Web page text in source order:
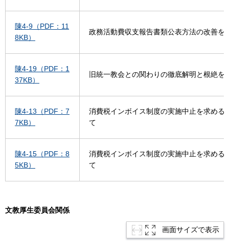
陳4-9（PDF：11
8KB）
政務活動費収支報告書類公表方法の改善を
陳4-19（PDF：1
37KB）
旧統一教会との関わりの徹底解明と根絶を
陳4-13（PDF：7
7KB）
消費税インボイス制度の実施中止を求める
て
陳4-15（PDF：8
5KB）
消費税インボイス制度の実施中止を求める
て
文教厚生委員会関係
画面サイズで表示